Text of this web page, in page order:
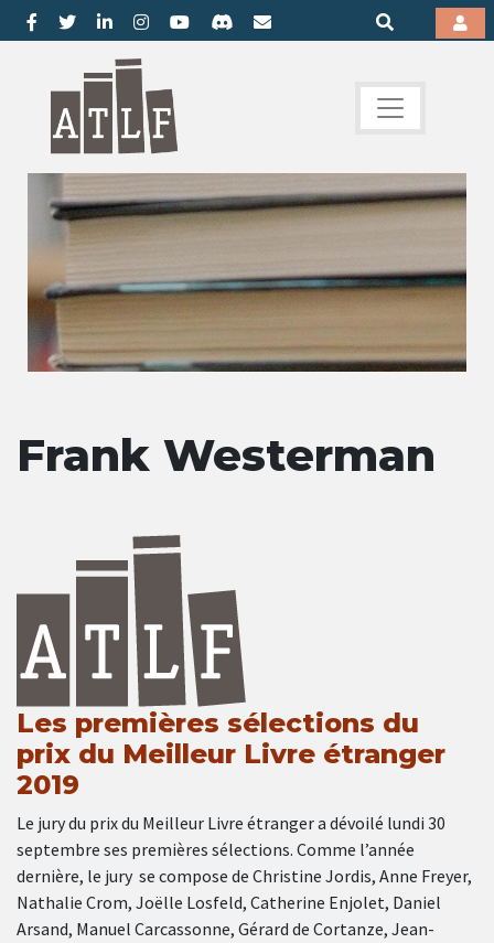
Frank Westerman
Les premières sélections du
prix du Meilleur Livre étranger
2019
Le jury du prix du Meilleur Livre étranger a dévoilé lundi 30
septembre ses premières sélections. Comme l’année
dernière, le jury se compose de Christine Jordis, Anne Freyer,
Nathalie Crom, Joëlle Losfeld, Catherine Enjolet, Daniel
Arsand, Manuel Carcassonne, Gérard de Cortanze, Jean-